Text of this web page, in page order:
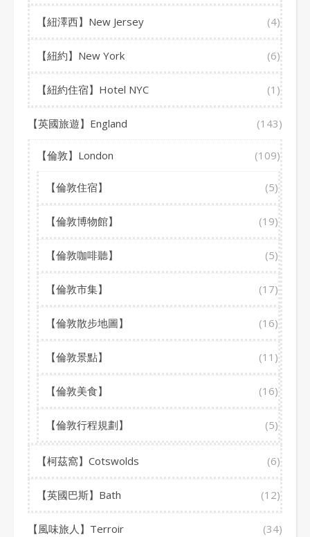
【紐澤西】New Jersey (4)
【紐約】New York (6)
【紐約住宿】Hotel NYC (1)
【英國旅遊】England (143)
【倫敦】London (109)
【倫敦住宿】 (5)
【倫敦博物館】 (19)
【倫敦咖啡聽】 (5)
【倫敦市集】 (17)
【倫敦散步地圖】 (16)
【倫敦景點】 (11)
【倫敦美食】 (16)
【倫敦行程規劃】 (5)
【柯茲窩】Cotswolds (6)
【英國巴斯】Bath (12)
【風味旅人】Terroir (34)